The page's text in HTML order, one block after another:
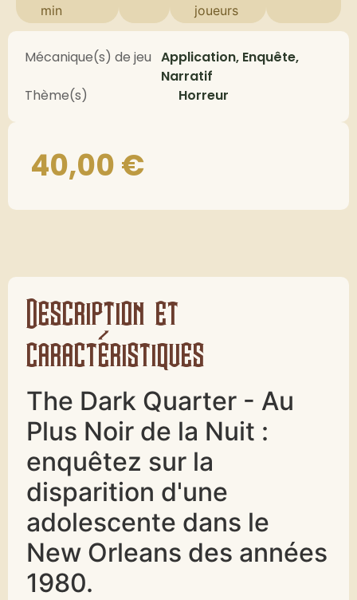
min
joueurs
Mécanique(s) de jeu Application, Enquête,
Narratif
Thème(s)
Horreur
40,00€
Description et
caractéristiques
The Dark Quarter - Au
Plus Noir de la Nuit :
enquêtez sur la
disparition d'une
adolescente dans le
New Orleans des années
1980.